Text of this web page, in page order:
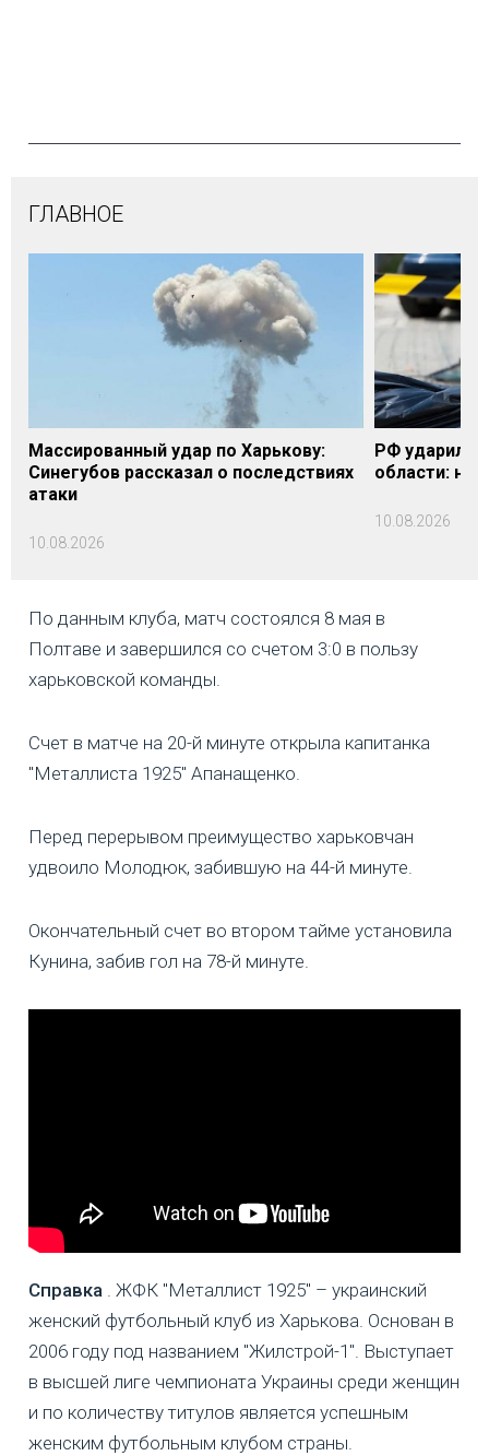
ГЛАВНОЕ
Массированный удар по Харькову:
Синегубов рассказал о последствиях
атаки
10.08.2026
РФ ударила
области: на
10.08.2026
По данным клуба, матч состоялся 8 мая в
Полтаве и завершился со счетом 3:0 в пользу
харьковской команды.
Счет в матче на 20-й минуте открыла капитанка
"Металлиста 1925" Апанащенко.
Перед перерывом преимущество харьковчан
удвоило Молодюк, забившую на 44-й минуте.
Окончательный счет во втором тайме установила
Кунина, забив гол на 78-й минуте.
Справка . ЖФК "Металлист 1925" – украинский
женский футбольный клуб из Харькова. Основан в
2006 году под названием "Жилстрой-1". Выступает
в высшей лиге чемпионата Украины среди женщин
и по количеству титулов является успешным
женским футбольным клубом страны.